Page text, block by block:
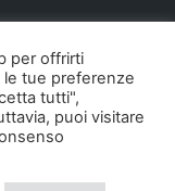
Tutti i diritti
per offrirti
tue preferenze
tutti",
puoi visitare